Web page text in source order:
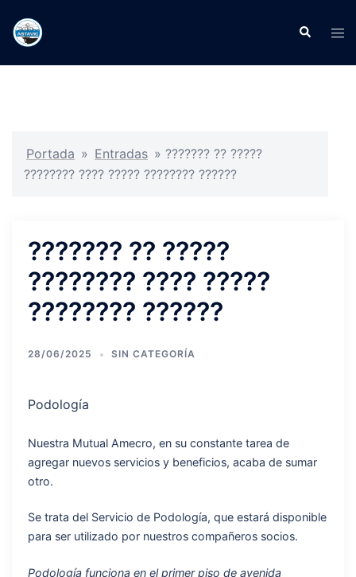
Portada » Entradas » ??????? ?? ?????
???????? ???? ????? ???????? ??????
??????? ?? ?????
???????? ???? ?????
???????? ??????
28/06/2025 SIN CATEGORÍA
Podología
Nuestra Mutual Amecro, en su constante tarea de
agregar nuevos servicios y beneficios, acaba de sumar
otro.
Se trata del Servicio de Podología, que estará disponible
para ser utilizado por nuestros compañeros socios.
Podología funciona en el primer piso de avenida